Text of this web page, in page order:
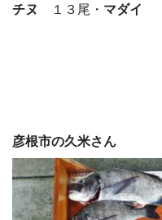
チヌ １３尾・ マダイ
彦根市の久米さん